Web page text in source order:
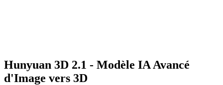
Hunyuan 3D 2.1 - Modèle IA Avancé
d'Image vers 3D